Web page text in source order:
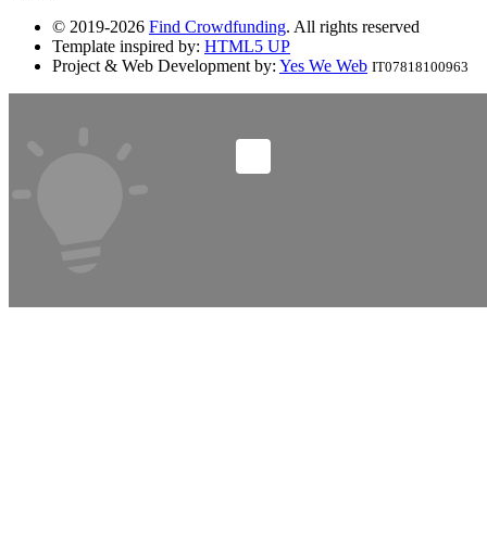
© 2019-2026 Find Crowdfunding. All rights reserved
Template inspired by: HTML5 UP
Project & Web Development by: Yes We Web IT07818100963